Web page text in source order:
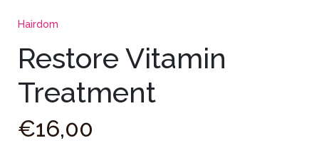
Hairdom
Restore Vitamin
Treatment
€16,00